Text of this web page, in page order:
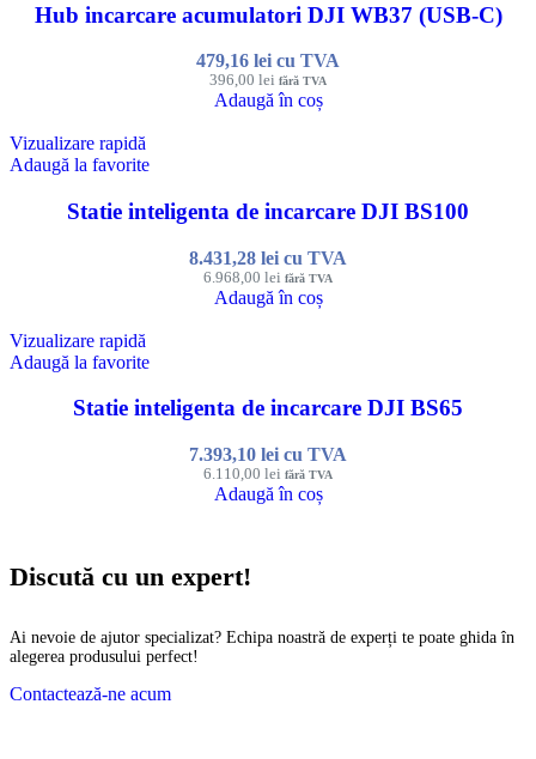
Hub incarcare acumulatori DJI WB37 (USB-C)
396,00 lei fără TVA
479,16 lei cu TVA
Adaugă în coș
Vizualizare rapidă
Adaugă la favorite
Statie inteligenta de incarcare DJI BS100
6.968,00 lei fără TVA
8.431,28 lei cu TVA
Adaugă în coș
Vizualizare rapidă
Adaugă la favorite
Statie inteligenta de incarcare DJI BS65
6.110,00 lei fără TVA
7.393,10 lei cu TVA
Adaugă în coș
Discută cu un expert!
Ai nevoie de ajutor specializat? Echipa noastră de experți te poate ghida în
alegerea produsului perfect!
Contactează-ne acum